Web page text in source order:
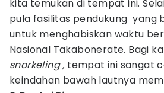
kita temukan di tempat ini.
pula fasilitas pendukung yang
untuk menghabiskan waktu
Nasional Takabonerate. Bagi
snorkeling , tempat ini sangat
keindahan bawah lautnya